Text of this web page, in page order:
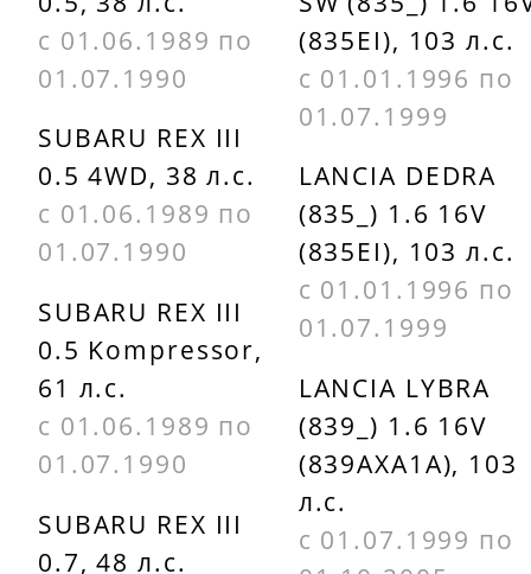
BOSCH
FR6DC
FR7DC
CHAMPION
EON2286
CHAMPION
EON2287
CHAMPION
EON2288
CHAMPION
5960C0
PEUGEOT
5960J2
PEUGEOT
5960J3
PEUGEOT
5960J9
PEUGEOT
59626K
59626L
с 01.06.1989 по
01.07.1990
SUBARU REX III
0.5 4WD, 38 л.с.
с 01.06.1989 по
01.07.1990
SUBARU REX III
0.5 Kompressor,
61 л.с.
с 01.06.1989 по
01.07.1990
SUBARU REX III
0.7, 48 л.с.
(835EI), 103 л.с.
с 01.01.1996 по
01.07.1999
LANCIA DEDRA
(835_) 1.6 16V
(835EI), 103 л.с.
с 01.01.1996 по
01.07.1999
LANCIA LYBRA
(839_) 1.6 16V
(839AXA1A), 103
л.с.
с 01.07.1999 по